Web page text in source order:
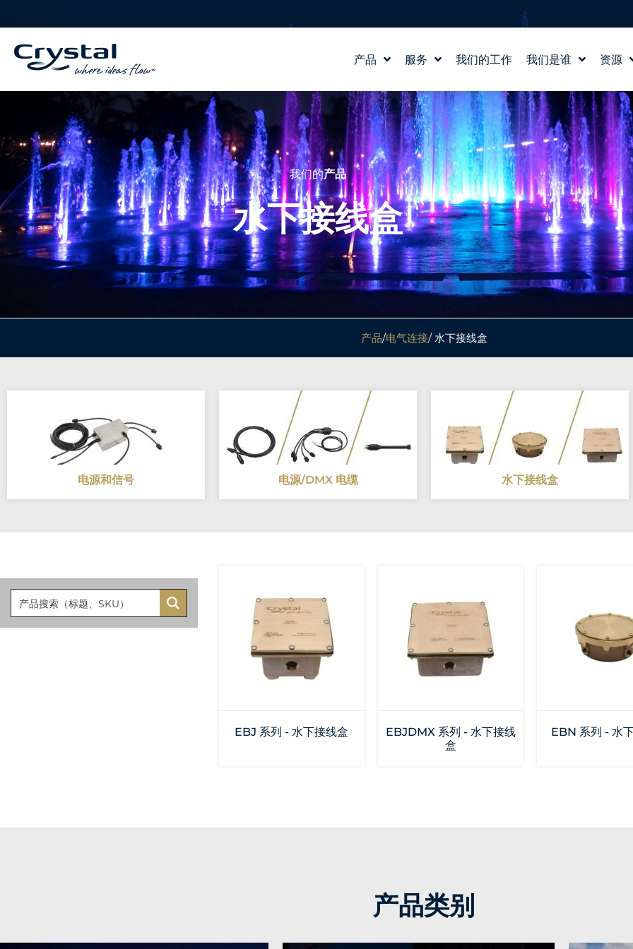
容
至
产品 服务
水景设计
水实验室
产品和技术支持
我们的工作 我们是谁
我们的故事
我们的价值观
认识我们的团队
职业生涯
资源
教育
博客
新闻
我们的产品
水下接线盒
产品/电气连接/ 水下接线盒
电源和信号 电源/DMX 电缆 水下接线盒
EBJ 系列 - 水下接线盒
EBJDMX 系列 - 水下接线
盒
EBN 系列 - 水
产品类别